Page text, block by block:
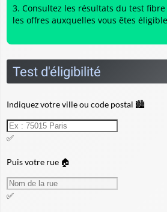
Consultez les résultats du test
les offres auxquelles vous êtes
Test d'éligibilité
Indiquez votre ville ou code postal 🏙️
✅
Puis votre rue 🏠
✅